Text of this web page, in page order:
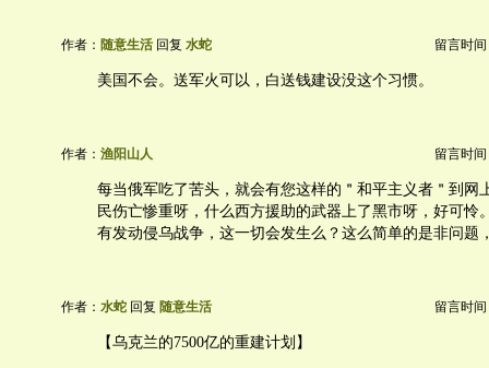
作者： 随意生活 回复 水蛇 留言时间
美国不会。送军火可以，白送钱建设没这个习惯。
作者： 渔阳山人 留言时间
每当俄军吃了苦头，就会有您这样的＂和平主义者＂到网
民伤亡惨重呀，什么西方援助的武器上了黑市呀，好可怜
有发动侵乌战争，这一切会发生么？这么简单的是非问题
作者： 水蛇 回复 随意生活 留言时间
【乌克兰的7500亿的重建计划】